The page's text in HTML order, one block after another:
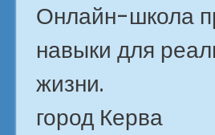
Онлайн-школа
навыки для
жизни.
город Керва